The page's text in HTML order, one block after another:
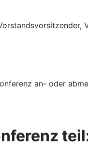
an- oder